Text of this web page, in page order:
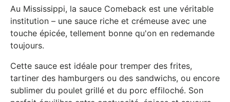
Au Mississippi, la sauce Comeback est une véritable
institution – une sauce riche et crémeuse avec une
touche épicée, tellement bonne qu'on en redemande
toujours.
Cette sauce est idéale pour tremper des frites,
tartiner des hamburgers ou des sandwichs, ou encore
sublimer du poulet grillé et du porc effiloché. Son